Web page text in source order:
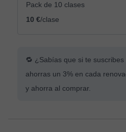
Pack de 10 clases
10 €/clase
🔁 ¿Sabías que si te suscribes
ahorras un 3% en cada
y ahorra al comprar.